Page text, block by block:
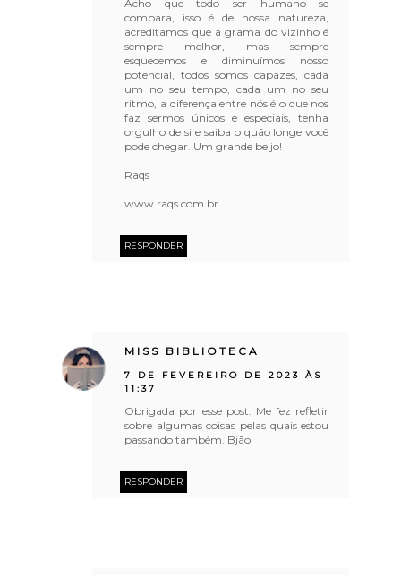
Acho que todo ser humano se
compara, isso é de nossa natureza,
acreditamos que a grama do vizinho é
sempre melhor, mas sempre
esquecemos e diminuímos nosso
potencial, todos somos capazes, cada
um no seu tempo, cada um no seu
ritmo, a diferença entre nós é o que nos
faz sermos únicos e especiais, tenha
orgulho de si e saiba o quão longe você
pode chegar. Um grande beijo!
Raqs
www.raqs.com.br
RESPONDER
MISS BIBLIOTECA
7 DE FEVEREIRO DE 2023 ÀS
11:37
Obrigada por esse post. Me fez refletir
sobre algumas coisas pelas quais estou
passando também. Bjão
RESPONDER